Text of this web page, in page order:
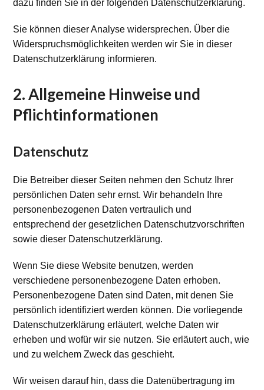
dazu finden Sie in der folgenden Datenschutzerklärung.
Sie können dieser Analyse widersprechen. Über die
Widerspruchsmöglichkeiten werden wir Sie in dieser
Datenschutzerklärung informieren.
2. Allgemeine Hinweise und
Pflichtinformationen
Datenschutz
Die Betreiber dieser Seiten nehmen den Schutz Ihrer
persönlichen Daten sehr ernst. Wir behandeln Ihre
personenbezogenen Daten vertraulich und
entsprechend der gesetzlichen Datenschutzvorschriften
sowie dieser Datenschutzerklärung.
Wenn Sie diese Website benutzen, werden
verschiedene personenbezogene Daten erhoben.
Personenbezogene Daten sind Daten, mit denen Sie
persönlich identifiziert werden können. Die vorliegende
Datenschutzerklärung erläutert, welche Daten wir
erheben und wofür wir sie nutzen. Sie erläutert auch, wie
und zu welchem Zweck das geschieht.
Wir weisen darauf hin, dass die Datenübertragung im